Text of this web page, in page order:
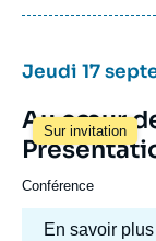
Jeudi 17
Sur invitation
Au cœur
Conférence
En savoir plus